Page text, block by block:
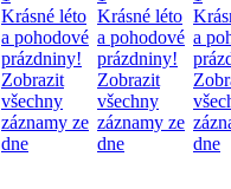
Krásné léto
a pohodové
prázdniny!
Zobrazit
všechny
záznamy ze
dne
Krásné léto
a pohodové
prázdniny!
Zobrazit
všechny
záznamy ze
dne
a
dne